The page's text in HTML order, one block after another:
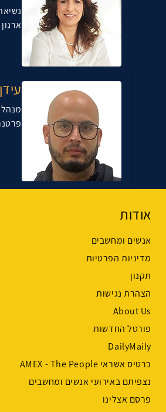
מנהל
אודות
אנשים ומחשבים
מדיניות הפרטיות
תקנון
הצהרת נגישות
About Us
פורטל החדשות
DailyMaily
כרטיס אשראי AMEX - The People
נצפיתם באירועי אנשים ומחשבים
פרסם אצלינו